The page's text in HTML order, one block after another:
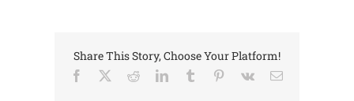
Share This Story, Choose Your Platform!
Facebook RedditLinkedInTumblr Pinterest
Vk Email: